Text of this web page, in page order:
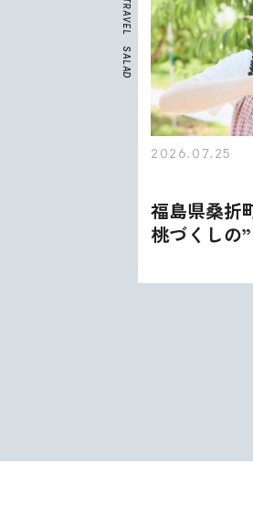
R
A
V
E
L
S
A
L
A
D
2026.07.25
福島県桑折
桃づくしの